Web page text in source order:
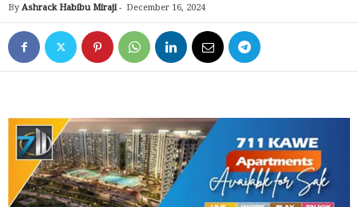
By Ashrack Habibu Miraji- December 16, 2024